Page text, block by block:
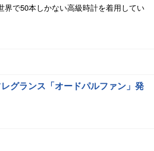
界で50本しかない高級時計を着用してい
グランス「オードパルファン」発